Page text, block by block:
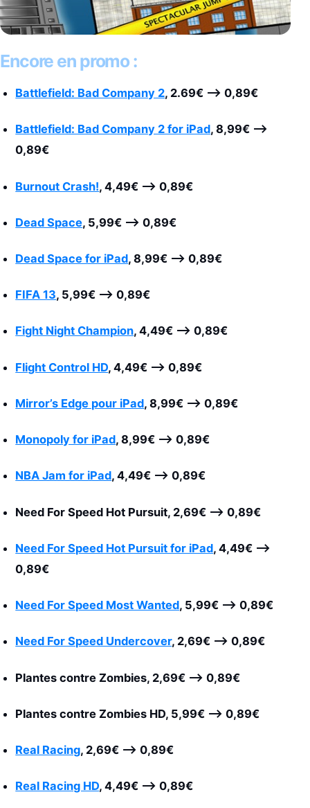
Encore en promo :
Battlefield: Bad Company 2, 2.69€ –> 0,89€
Battlefield: Bad Company 2 for iPad, 8,99€ –>
0,89€
Burnout Crash!, 4,49€ –> 0,89€
Dead Space, 5,99€ –> 0,89€
Dead Space for iPad, 8,99€ –> 0,89€
FIFA 13, 5,99€ –> 0,89€
Fight Night Champion, 4,49€ –> 0,89€
Flight Control HD,4,49€ –> 0,89€
Mirror’s Edge pour iPad, 8,99€ –> 0,89€
Monopoly for iPad,8,99€ –> 0,89€
NBA Jam for iPad,4,49€ –> 0,89€
Need For Speed Hot Pursuit, 2,69€ –> 0,89€
Need For Speed Hot Pursuit for iPad,4,49€ –>
0,89€
Need For Speed Most Wanted, 5,99€ –> 0,89€
Need For Speed Undercover, 2,69€ –> 0,89€
Plantes contre Zombies, 2,69€ –> 0,89€
Plantes contre Zombies HD, 5,99€ –> 0,89€
Real Racing, 2,69€ –> 0,89€
Real Racing HD,4,49€ –> 0,89€